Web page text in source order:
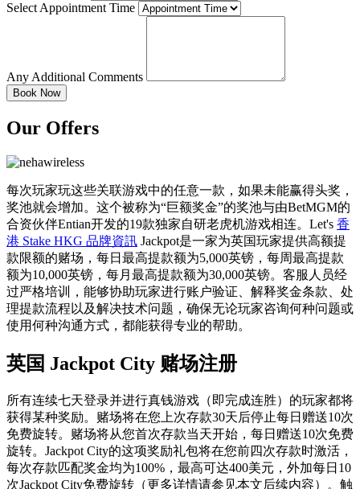
Select Appointment Time
Any Additional Comments
Our Offers
每次玩家玩这些关联游戏中的任意一款，如果未能赢得头奖，
奖池就会增加。这个被称为“巨额奖金”的奖池与由BetMGM的
合资伙伴Entian开发的19款独家自研老虎机游戏相连。Let's 香
港 Stake HKG 品牌資訊 Jackpot是一家为英国玩家提供高额提
款限额的赌场，每日最高提款额为5,000英镑，每周最高提款
额为10,000英镑，每月最高提款额为30,000英镑。客服人员经
过严格培训，能够协助玩家进行账户验证、解释奖金条款、处
理提款流程以及解决技术问题，确保无论玩家咨询何种问题或
使用何种沟通方式，都能获得专业的帮助。
英国 Jackpot City 赌场注册
所有连续七天登录并进行真钱游戏（即完成连胜）的玩家都将
获得某种奖励。赌场将在您上次存款30天后停止每日赠送10次
免费旋转。赌场将从您首次存款当天开始，每日赠送10次免费
旋转。Jackpot City的这项奖励礼包将在您前四次存款时激活，
每次存款匹配奖金均为100%，最高可达400美元，外加每日10
次Jackpot City免费旋转（更多详情请参见本文后续内容）。触